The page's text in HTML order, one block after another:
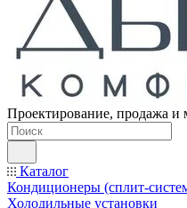
Проектирование, продажа и
Каталог
Кондиционеры (сплит-
Холодильные установки